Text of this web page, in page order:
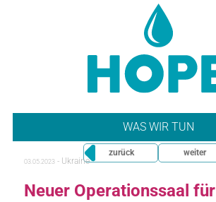
WAS WIR TUN
zurück weiter
03.05.2023 - Ukraine
Neuer Operationssaal für